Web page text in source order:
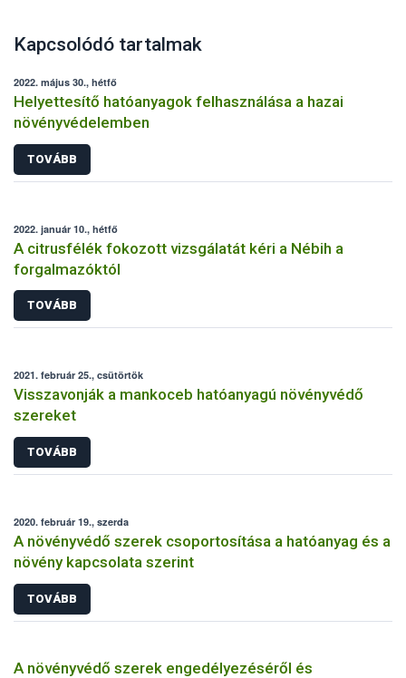
Kapcsolódó tartalmak
2022. május 30., hétfő
Helyettesítő hatóanyagok felhasználása a hazai
növényvédelemben
TOVÁBB
2022. január 10., hétfő
A citrusfélék fokozott vizsgálatát kéri a Nébih a
forgalmazóktól
TOVÁBB
2021. február 25., csütörtök
Visszavonják a mankoceb hatóanyagú növényvédő
szereket
TOVÁBB
2020. február 19., szerda
A növényvédő szerek csoportosítása a hatóanyag és a
növény kapcsolata szerint
TOVÁBB
A növényvédő szerek engedélyezéséről és